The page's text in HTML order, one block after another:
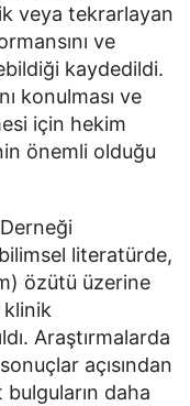
veya tekrarlayan
ve
kaydedildi.
konulması ve
için hekim
önemli olduğu
literatürde,
özütü üzerine
klinik
Araştırmalarda
açısından
daha